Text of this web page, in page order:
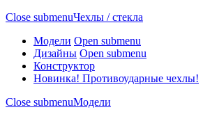
Close submenuЧехлы / стекла
Модели Open submenu
Дизайны Open submenu
Конструктор
Новинка! Противоударные чехлы!
Close submenuМодели